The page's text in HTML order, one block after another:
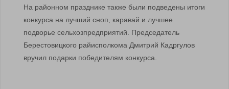
На районном празднике также были подведены итоги
конкурса на лучший сноп, каравай и лучшее
подворье сельхозпредприятий. Председатель
Берестовицкого райисполкома Дмитрий Кадргулов
вручил подарки победителям конкурса.